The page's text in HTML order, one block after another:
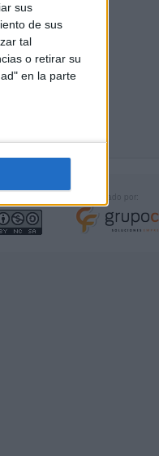
sus
de sus
tal
o retirar su
en la parte